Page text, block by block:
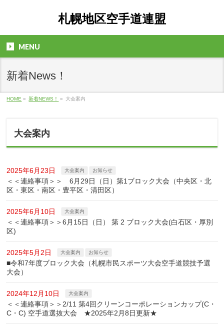
札幌地区空手道連盟
MENU
新着News！
HOME » 新着NEWS！ » 大会案内
大会案内
2025年6月23日 大会案内 お知らせ
＜＜連絡事項＞＞ 6月29日（日）第1ブロック大会（中央区・北
区・東区・南区・豊平区・清田区）
2025年6月10日 大会案内
＜＜連絡事項＞＞6月15日（日） 第 2 ブロック大会(白石区・厚別
区)
2025年5月2日 大会案内 お知らせ
■令和7年度ブロック大会（札幌市民スポーツ大会空手道競技予選
大会）
2024年12月10日 大会案内
＜＜連絡事項＞＞2/11 第4回クリーンコーポレーションカップ(C・
C・C) 空手道選抜大会 ★2025年2月8日更新★